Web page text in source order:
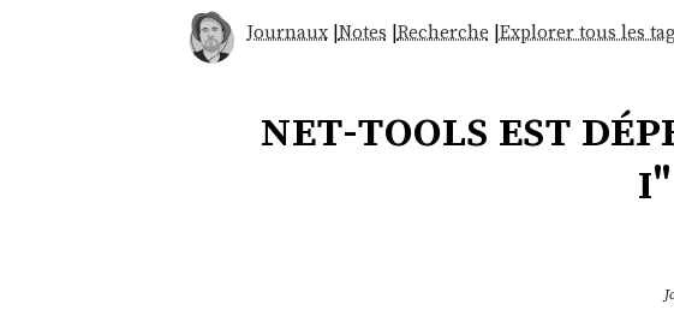
Journaux|Notes |Recherche |Explorer tous les
net-tools est